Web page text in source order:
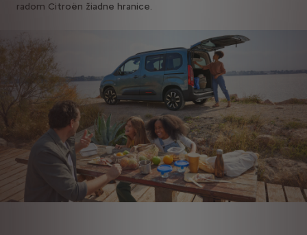
radom Citroën žiadne hranice.